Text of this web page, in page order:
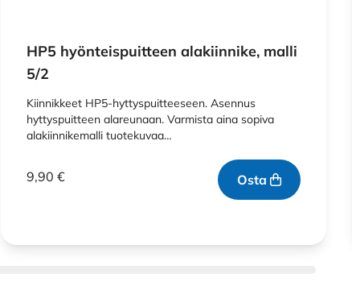
HP5 hyönteispuitteen alakiinnike, malli
5/2
Kiinnikkeet HP5-hyttyspuitteeseen. Asennus
hyttyspuitteen alareunaan. Varmista aina sopiva
alakiinnikemalli tuotekuvaa…
9,90 € Osta